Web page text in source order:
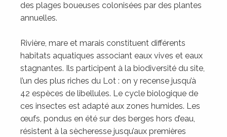
des plages boueuses colonisées par des plantes
annuelles.
Rivière, mare et marais constituent différents
habitats aquatiques associant eaux vives et eaux
stagnantes. Ils participent à la biodiversité du site,
l’un des plus riches du Lot : on y recense jusqu’à
42 espèces de libellules. Le cycle biologique de
ces insectes est adapté aux zones humides. Les
œufs, pondus en été sur des berges hors d’eau,
résistent à la sècheresse jusqu’aux premières